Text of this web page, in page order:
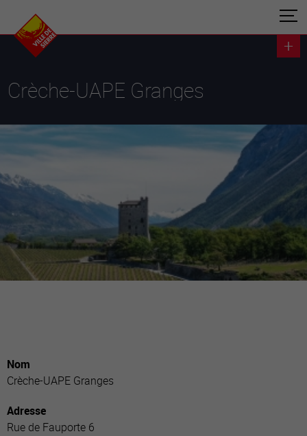
Crèche-UAPE Granges
Nom
Crèche-UAPE Granges
Adresse
Rue de Fauporte 6